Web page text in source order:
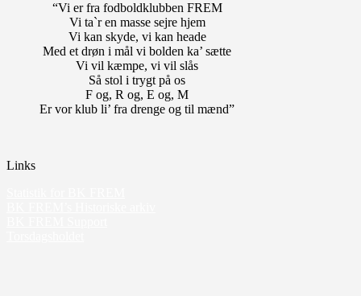
“Vi er fra fodboldklubben FREM
Vi ta`r en masse sejre hjem
Vi kan skyde, vi kan heade
Med et drøn i mål vi bolden ka’ sætte
Vi vil kæmpe, vi vil slås
Så stol i trygt på os
F og, R og, E og, M
Er vor klub li’ fra drenge og til mænd”
Links